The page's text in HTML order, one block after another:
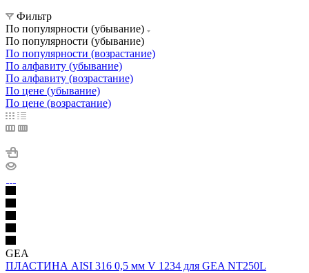
Фильтр
По популярности (убывание)
По популярности (убывание)
По популярности (возрастание)
По алфавиту (убывание)
По алфавиту (возрастание)
По цене (убывание)
По цене (возрастание)
GEA
ПЛАСТИНА AISI 316 0,5 мм V 1234 для GEA NT250L